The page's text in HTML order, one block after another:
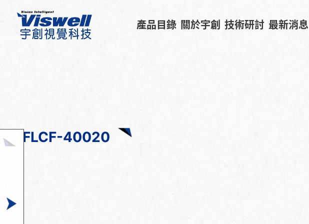
產品目錄 關於宇創 技術研討 最新消息
FLCF-40020